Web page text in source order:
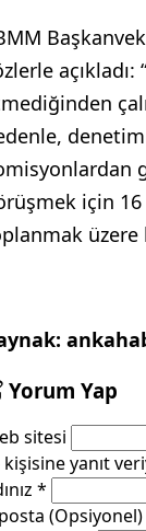
açıkladı:
için 16
üzere
Yorum Yap
sitesi
kişisine yanıt
*
(Opsiyonel)